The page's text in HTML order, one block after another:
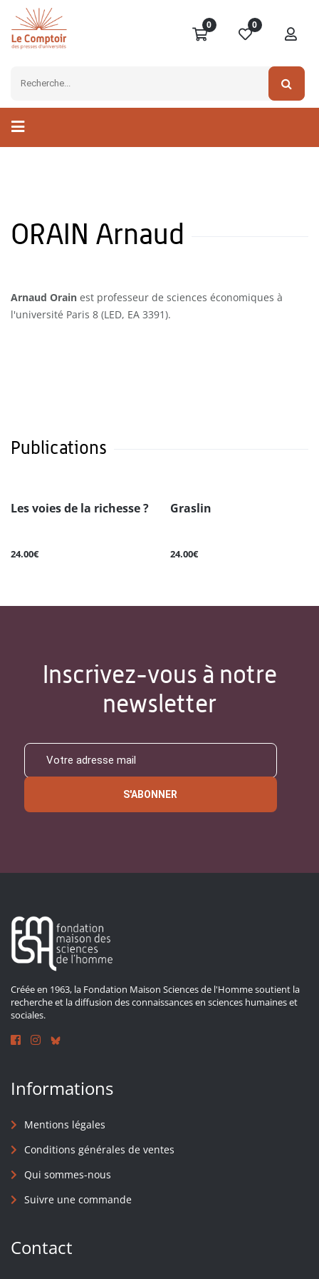
0 0
ORAIN Arnaud
Arnaud Orain est professeur de sciences économiques à
l'université Paris 8 (LED, EA 3391).
Publications
Les voies de la richesse ?
24.00€
Graslin
24.00€
Inscrivez-vous à notre
newsletter
S'ABONNER
Créée en 1963, la Fondation Maison Sciences de l'Homme soutient la
recherche et la diffusion des connaissances en sciences humaines et
sociales.
Informations
Mentions légales
Conditions générales de ventes
Qui sommes-nous
Suivre une commande
Contact